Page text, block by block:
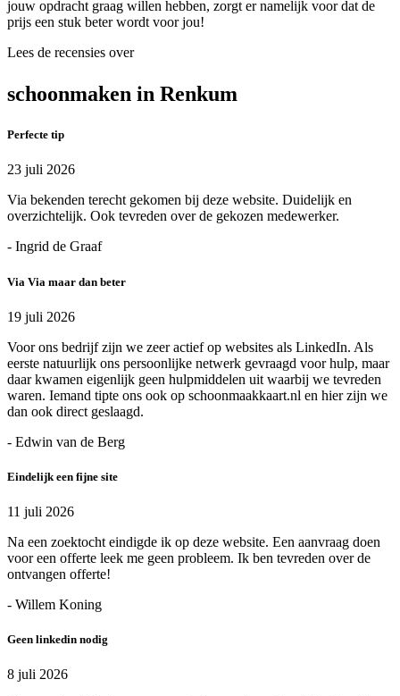
jouw opdracht graag willen hebben, zorgt er namelijk voor dat de
prijs een stuk beter wordt voor jou!
Lees de recensies over
schoonmaken in Renkum
Perfecte tip
23 juli 2026
Via bekenden terecht gekomen bij deze website. Duidelijk en
overzichtelijk. Ook tevreden over de gekozen medewerker.
- Ingrid de Graaf
Via Via maar dan beter
19 juli 2026
Voor ons bedrijf zijn we zeer actief op websites als LinkedIn. Als
eerste natuurlijk ons persoonlijke netwerk gevraagd voor hulp, maar
daar kwamen eigenlijk geen hulpmiddelen uit waarbij we tevreden
waren. Iemand tipte ons ook op schoonmaakkaart.nl en hier zijn we
dan ook direct geslaagd.
- Edwin van de Berg
Eindelijk een fijne site
11 juli 2026
Na een zoektocht eindigde ik op deze website. Een aanvraag doen
voor een offerte leek me geen probleem. Ik ben tevreden over de
ontvangen offerte!
- Willem Koning
Geen linkedin nodig
8 juli 2026